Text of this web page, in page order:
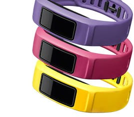
Paski do zegarków
Paski QuickFit/UltraFit
Paski Forerunner 955/
Paski Forerunner 935/
Paski Forerunner 745
Paski Quick Release
Venu X1)